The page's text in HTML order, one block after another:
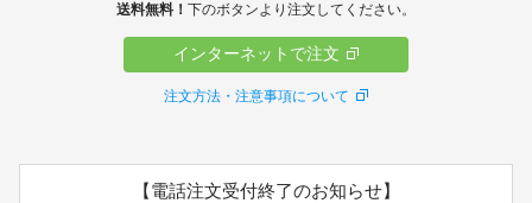
送料無料！ 下のボタンより注文してください。
インターネットで注文
注文方法・注意事項について
【電話注文受付終了のお知らせ】